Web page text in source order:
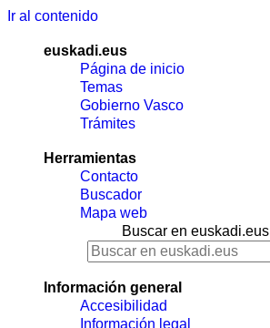
Ir al contenido
euskadi.eus
Página de inicio
Temas
Gobierno Vasco
Trámites
Herramientas
Contacto
Buscador
Mapa web
Buscar en euskadi.eus
Información general
Accesibilidad
Información legal